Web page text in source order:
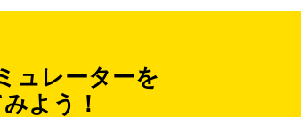
ュレーターを
よう！